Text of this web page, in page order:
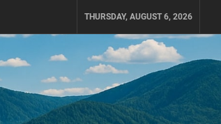
THURSDAY, AUGUST 6, 2026